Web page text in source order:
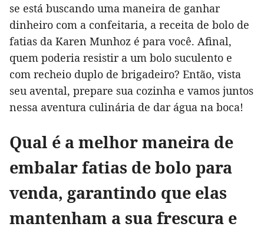
se está buscando uma maneira de ganhar
dinheiro com a confeitaria, a receita de bolo de
fatias da Karen Munhoz é para você. Afinal,
quem poderia resistir a um bolo suculento e
com recheio duplo de brigadeiro? Então, vista
seu avental, prepare sua cozinha e vamos juntos
nessa aventura culinária de dar água na boca!
Qual é a melhor maneira de
embalar fatias de bolo para
venda, garantindo que elas
mantenham a sua frescura e